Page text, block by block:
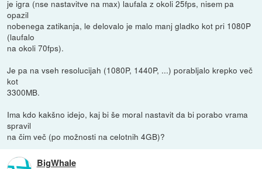
je igra (nse nastavitve na max) laufala z okoli 25fps, nisem pa
opazil
nobenega zatikanja, le delovalo je malo manj gladko kot pri 1080P
(laufalo
na okoli 70fps).
Je pa na vseh resolucijah (1080P, 1440P, ...) porabljalo krepko več
kot
3300MB.
Ima kdo kakšno idejo, kaj bi še moral nastavit da bi porabo vrama
spravil
na čim več (po možnosti na celotnih 4GB)?
BigWhale